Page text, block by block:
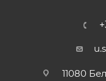
11080